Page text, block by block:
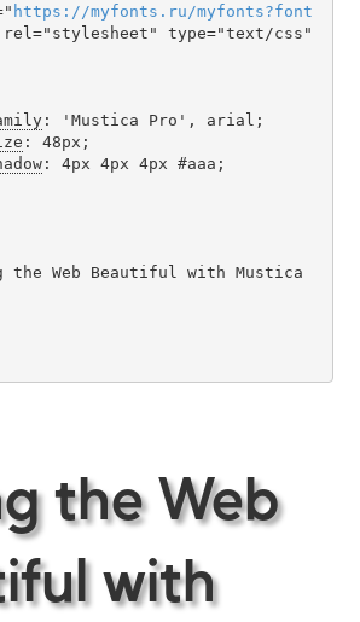
https ://myfonts . ru /myfonts?font
type="text/css"
: 'Mustica Pro', arial;
: 48px;
: 4px 4px 4px #aaa;
the Web
with